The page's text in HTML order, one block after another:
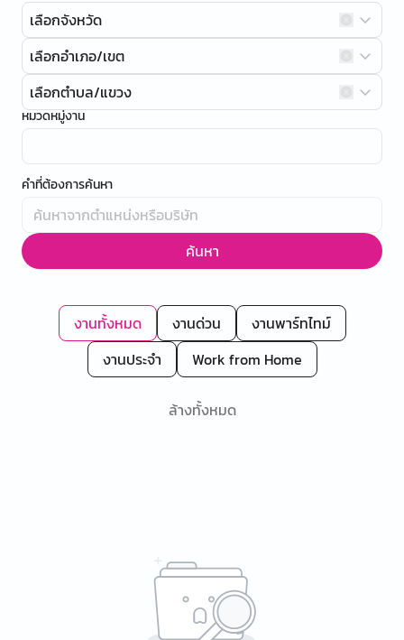
เลือกจังหวัด
เลือกอำเภอ/เขต
เลือกตำบล/แขวง
หมวดหมู่งาน
คำที่ต้องการค้นหา
ค้นหา
งานทั้งหมด งานด่วน
งานพาร์ทไทม์
งานประจำ
Work from Home
ล้างทั้งหมด